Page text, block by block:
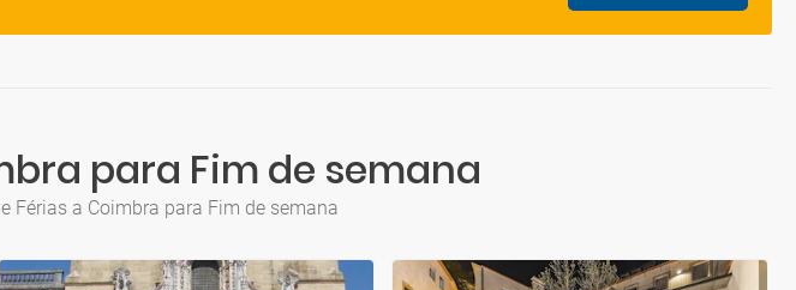
para Fim de semana
Férias a Coimbra para Fim de semana